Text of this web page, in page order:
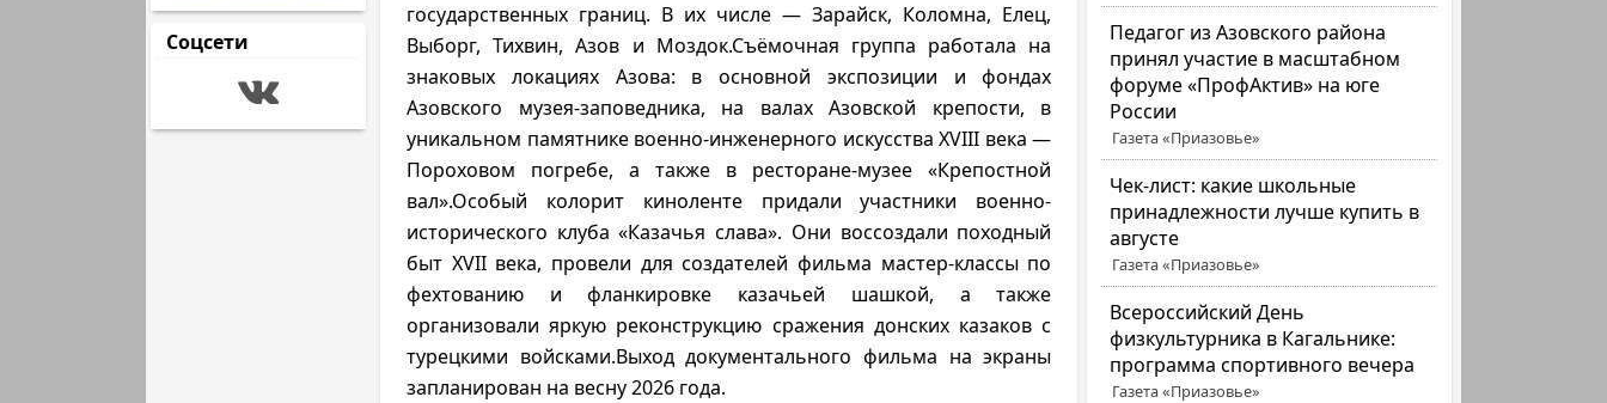
Соцсети
Педагог из Азовского района
принял участие в масштабном
форуме «ПрофАктив» на юге
России
Газета «Приазовье»
Чек-лист: какие школьные
принадлежности лучше купить в
августе
Газета «Приазовье»
Всероссийский День
физкультурника в Кагальнике:
программа спортивного вечера
Газета «Приазовье»
государственных границ. В их числе — Зарайск, Коломна, Елец,
Выборг, Тихвин, Азов и Моздок.Съёмочная группа работала на
знаковых локациях Азова: в основной экспозиции и фондах
Азовского музея-заповедника, на валах Азовской крепости, в
уникальном памятнике военно-инженерного искусства XVIII века —
Пороховом погребе, а также в ресторане-музее «Крепостной
вал».Особый колорит киноленте придали участники военно-
исторического клуба «Казачья слава». Они воссоздали походный
быт XVII века, провели для создателей фильма мастер-классы по
фехтованию и фланкировке казачьей шашкой, а также
организовали яркую реконструкцию сражения донских казаков с
турецкими войсками.Выход документального фильма на экраны
запланирован на весну 2026 года.